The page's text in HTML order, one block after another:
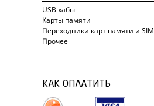
USB хабы
Карты памяти
Переходники карт памяти и SIM
Прочее
КАК ОПЛАТИТЬ